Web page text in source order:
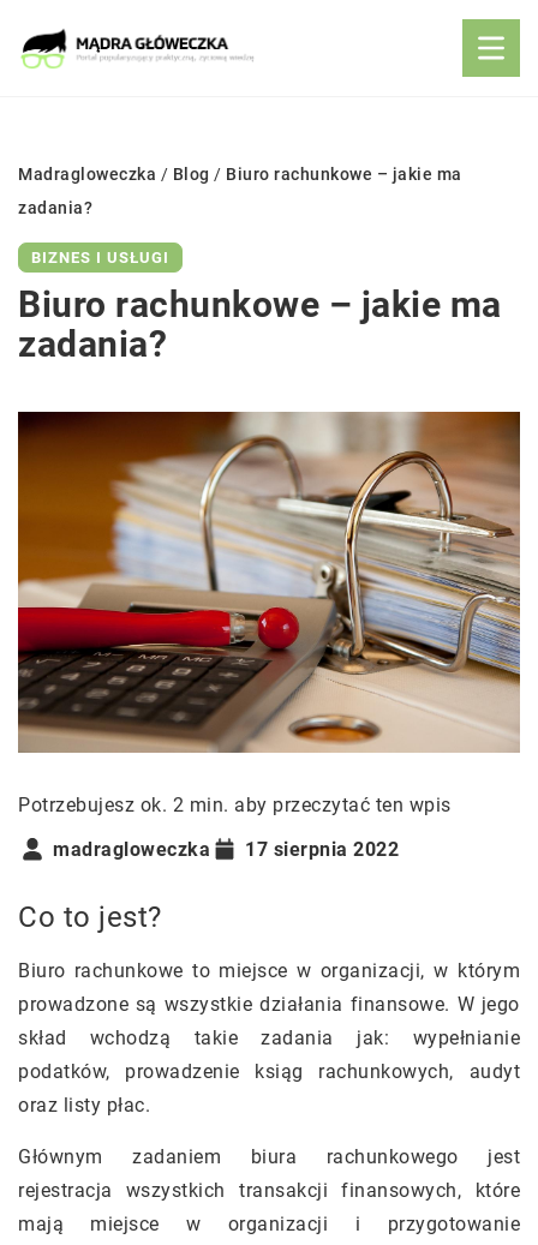
Madragloweczka / Blog / Biuro rachunkowe – jakie ma
zadania?
BIZNES I USŁUGI
Biuro rachunkowe – jakie ma
zadania?
Potrzebujesz ok. 2 min. aby przeczytać ten wpis
madragloweczka
17 sierpnia 2022
Co to jest?
Biuro rachunkowe to miejsce w organizacji, w którym
prowadzone są wszystkie działania finansowe. W jego
skład wchodzą takie zadania jak: wypełnianie
podatków, prowadzenie ksiąg rachunkowych, audyt
oraz listy płac.
Głównym zadaniem biura rachunkowego jest
rejestracja wszystkich transakcji finansowych, które
mają miejsce w organizacji i przygotowanie